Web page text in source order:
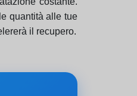
quantità alle tue
il recupero.